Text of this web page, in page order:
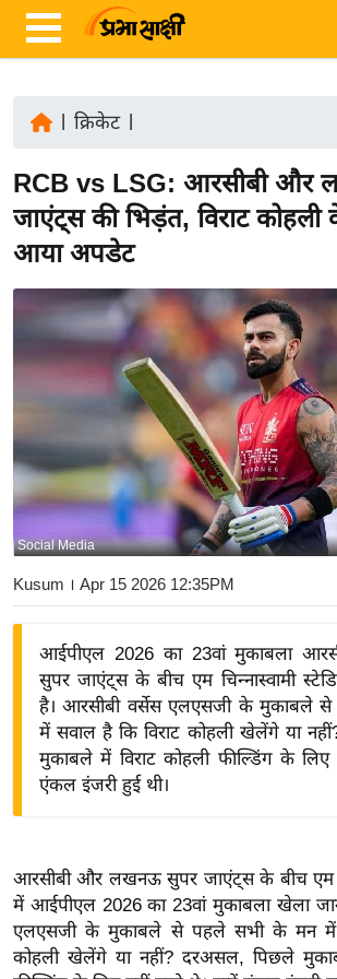
ज़ा
ख
ब
र
य
त
र्रा
ष्ट्री
य
बि
ज़
ने
द्यो
शे
ष
ज्ञ
रा
क्रिकेट|
RCB vs LSG: आरसीबी और
जाएंट्स की भिड़ंत, विराट
आया अपडेट
Social Media
Kusum । Apr 15 2026 12:35PM
आईपीएल 2026 का 23वां मुकाबला
सुपर जाएंट्स के बीच एम चिन्नास्वामी
है। आरसीबी वर्सेस एलएसजी के मुकाबले
में सवाल है कि विराट कोहली खेलेंगे या
मुकाबले में विराट कोहली फील्डिंग के लिए
एंकल इंजरी हुई थी।
आरसीबी और लखनऊ सुपर जाएंट्स के बीच एम
में आईपीएल 2026 का 23वां मुकाबला खेला
एलएसजी के मुकाबले से पहले सभी के मन में
कोहली खेलेंगे या नहीं? दरअसल, पिछले